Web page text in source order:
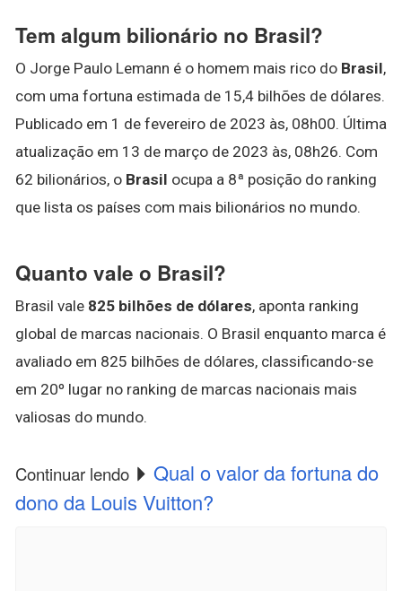
Tem algum bilionário no Brasil?
O Jorge Paulo Lemann é o homem mais rico do Brasil,
com uma fortuna estimada de 15,4 bilhões de dólares.
Publicado em 1 de fevereiro de 2023 às, 08h00. Última
atualização em 13 de março de 2023 às, 08h26. Com
62 bilionários, o Brasil ocupa a 8ª posição do ranking
que lista os países com mais bilionários no mundo.
Quanto vale o Brasil?
Brasil vale 825 bilhões de dólares, aponta ranking
global de marcas nacionais. O Brasil enquanto marca é
avaliado em 825 bilhões de dólares, classificando-se
em 20º lugar no ranking de marcas nacionais mais
valiosas do mundo.
Continuar lendo
Qual o valor da fortuna do
dono da Louis Vuitton?